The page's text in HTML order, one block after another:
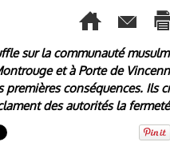
sur la communauté
et à Porte de
premières conséquences. Ils
des autorités la